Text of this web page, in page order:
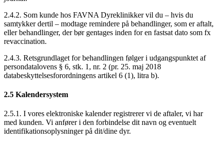
2.4.2. Som kunde hos FAVNA Dyreklinikker vil du – hvis du
samtykker dertil – modtage remindere på behandlinger, som er aftalt,
eller behandlinger, der bør gentages inden for en fastsat dato som fx
revaccination.
2.4.3. Retsgrundlaget for behandlingen følger i udgangspunktet af
persondatalovens § 6, stk. 1, nr. 2 (pr. 25. maj 2018
databeskyttelsesforordningens artikel 6 (1), litra b).
2.5 Kalendersystem
2.5.1. I vores elektroniske kalender registrerer vi de aftaler, vi har
med kunden. Vi anfører i den forbindelse dit navn og eventuelt
identifikationsoplysninger på dit/dine dyr.